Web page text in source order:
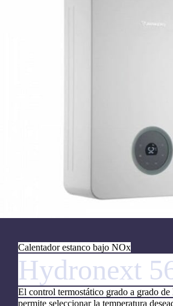
Calentador estanco bajo NOx
Hydronext
El control termostático grado a grado de
permite seleccionar la temperatura